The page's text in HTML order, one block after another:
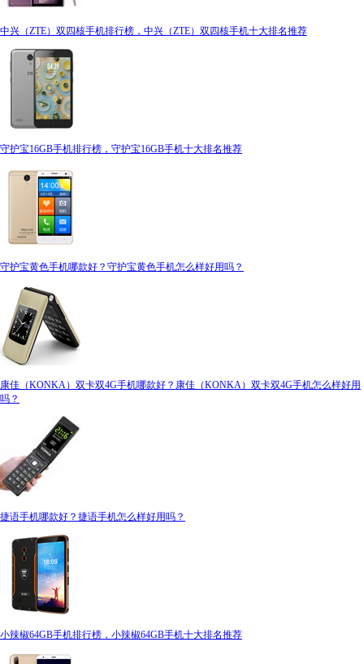
中兴（ZTE）双四核手机排行榜，中兴（ZTE）双四核手机十大排名推荐
守护宝16GB手机排行榜，守护宝16GB手机十大排名推荐
守护宝黄色手机哪款好？守护宝黄色手机怎么样好用吗？
康佳（KONKA）双卡双4G手机哪款好？康佳（KONKA）双卡双4G手机怎么样好用
吗？
捷语手机哪款好？捷语手机怎么样好用吗？
小辣椒64GB手机排行榜，小辣椒64GB手机十大排名推荐